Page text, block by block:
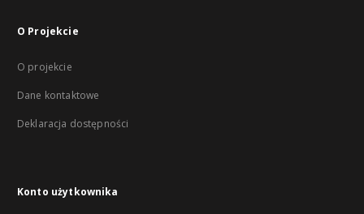
O Projekcie
O projekcie
Dane kontaktowe
Deklaracja dostępności
Konto użytkownika